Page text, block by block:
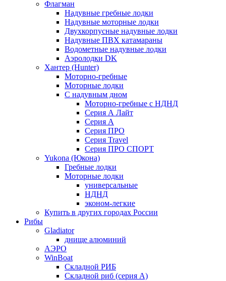
Флагман
Надувные гребные лодки
Надувные моторные лодки
Двухкорпусные надувные лодки
Надувные ПВХ катамараны
Водометные надувные лодки
Аэролодки DK
Хантер (Hunter)
Моторно-гребные
Моторные лодки
С надувным дном
Моторно-гребные с НДНД
Серия А Лайт
Серия А
Серия ПРО
Серия Travel
Серия ПРО СПОРТ
Yukona (Юкона)
Гребные лодки
Моторные лодки
универсальные
НДНД
эконом-легкие
Купить в других городах России
Рибы
Gladiator
днище алюминий
АЭРО
WinBoat
Складной РИБ
Складной риб (серия А)